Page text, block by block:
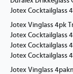
Jotex Cocktailglass
Jotex Vinglass 4pk
Jotex Cocktailglass
Jotex Cocktailglass
Jotex Cocktailglass
Jotex Vinglass